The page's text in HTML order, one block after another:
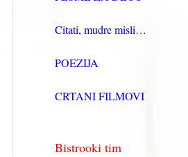
Citati, mudre misli…
POEZIJA
CRTANI FILMOVI
Bistrooki tim